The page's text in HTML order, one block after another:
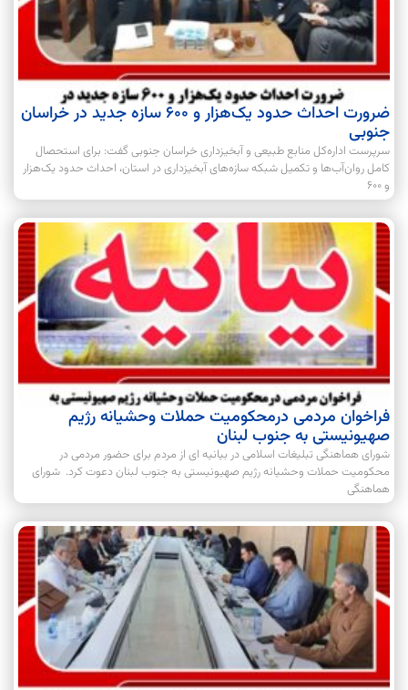
ضرورت احداث حدود یک‌هزار و ۶۰۰ سازه جدید در خراسان
جنوبی
سرپرست اداره‌کل منابع طبیعی و آبخیزداری خراسان جنوبی گفت: برای استحصال
کامل روان‌آب‌ها و تکمیل شبکه سازه‌های آبخیزداری در استان، احداث حدود یک‌هزار
و ۶۰۰
فراخوان مردمی درمحکومیت حملات وحشیانه رژیم
صهیونیستی به جنوب لبنان
شورای هماهنگی تبلیغات اسلامی در بیانیه ای از مردم برای حضور مردمی در
محکومیت حملات وحشیانه رژیم صهیونیستی به جنوب لبنان دعوت کرد. شورای
هماهنگی